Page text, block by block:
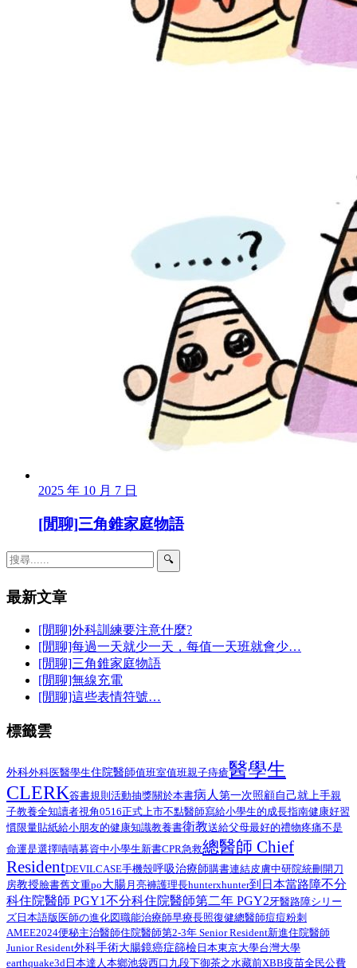
2025 年 10 月 7 日
[閒聊]三角錐家庭物語
🔍
最新文章
[閒聊]外科訓練要注意什麼?
[閒聊]每過一天就少一天，每值一天班就會少…
[閒聊]三角錐家庭物語
[閒聊]無線充電
[閒聊]這些表情符號…
標籤雲
外科外科医醫學生住院醫師值班室值班親子痔瘡醫學生
CLERK簽書規則 活動抽獎關於本書病人 第一次照顧自己就上手親
子教養全知讀者視角0516正式上市不點醫師寫給小學生的成長指南健康好習
慣限量貼紙給小朋友的健康知識教養書衛教送給父母最好的禮物疼痛不是
命運是選擇嘖嘖募資中小學生新書CPR急救總醫師 Chief
ResidentDEVILCASE手機殼呼吸治療師購書連結皮膚中研院統刪 開刀
房教授臉書舊文重po大腸 月亮褲護理長hunterxhunter到日本當路障不分
科住院醫師 PGY1不分科住院醫師第二年 PGY2牙醫路障シリー
ズ日本語版医師の進化図職能治療師早療長照復健總醫師痘痘粉刺
AMEE2024便秘主治醫師住院醫師第2-3年 Senior Resident新進住院醫師
Junior Resident外科手術大腸鏡癌症篩檢 日本東京大學台灣大學
earthquake3d 日本達人本鄉池袋西口 九段下御茶之水藏前XBB疫苗全民公費